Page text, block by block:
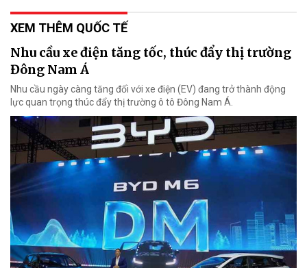
XEM THÊM QUỐC TẾ
Nhu cầu xe điện tăng tốc, thúc đẩy thị trường
Đông Nam Á
Nhu cầu ngày càng tăng đối với xe điện (EV) đang trở thành động
lực quan trọng thúc đẩy thị trường ô tô Đông Nam Á.